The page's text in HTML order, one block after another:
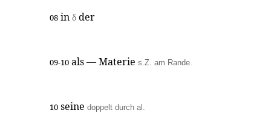
08 in δ der
09-10 als — Materie s.Z. am Rande.
10 seine doppelt durch al.